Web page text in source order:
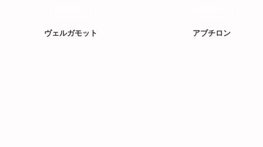
ヴェルガモット アブチロン